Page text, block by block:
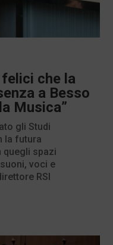
che la
a Besso
Musica”
gli Studi
la futura
quegli spazi
voci e
RSI